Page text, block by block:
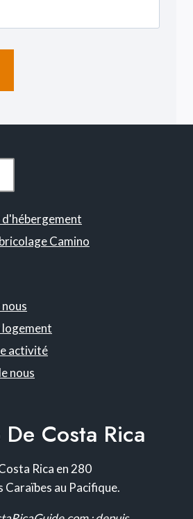
d'hébergement
Camino
activité
nous
Costa Rica
Rica en 280
au Pacifique.